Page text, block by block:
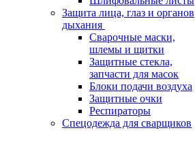
Защита лица, глаз и органов
дыхания
Сварочные маски,
шлемы и щитки
Защитные стекла,
запчасти для масок
Блоки подачи воздуха
Защитные очки
Респираторы
Спецодежда для сварщиков